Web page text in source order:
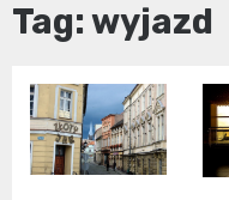
Tag: wyjazd